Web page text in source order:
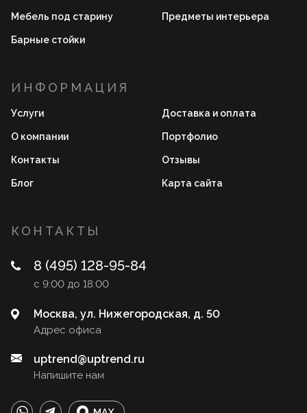
Мебель под старину Предметы интерьера
Барные стойки
ИНФОРМАЦИЯ
Услуги Доставка и оплата
О компании Портфолио
Контакты Отзывы
Блог Карта сайта
КОНТАКТЫ
8 (495) 128-95-84
с 9:00 до 18:00
Адрес офиса
Москва, ул. Нижегородская, д. 50
Напишите нам
uptrend@uptrend.ru